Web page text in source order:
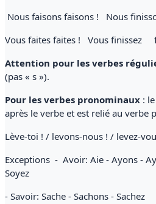
Nous faisons faisons ! Nous
Vous faites faites ! Vous finissez
Attention pour les verbes
(pas « s »).
Pour les verbes pronominaux :
après le verbe et est relié au verbe
Lève-toi ! / levons-nous ! / levez-
Exceptions - Avoir: Aie - Ayons -
Soyez
- Savoir: Sache - Sachons - Sachez